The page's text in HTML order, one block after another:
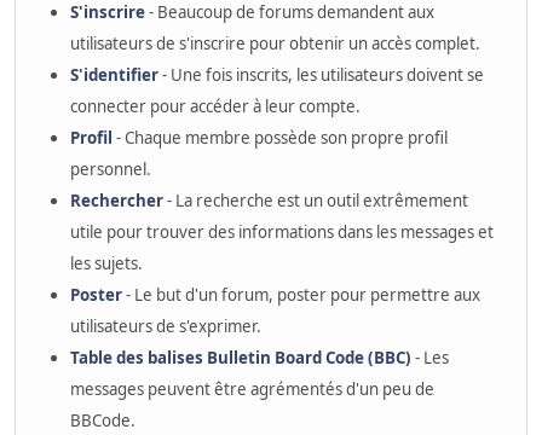
S'inscrire- Beaucoup de forums demandent aux
utilisateurs de s'inscrire pour obtenir un accès complet.
S'identifier- Une fois inscrits, les utilisateurs doivent se
connecter pour accéder à leur compte.
Profil - Chaque membre possède son propre profil
personnel.
Rechercher- La recherche est un outil extrêmement
utile pour trouver des informations dans les messages et
les sujets.
Poster- Le but d'un forum, poster pour permettre aux
utilisateurs de s'exprimer.
Table des balises Bulletin Board Code (BBC) - Les
messages peuvent être agrémentés d'un peu de
BBCode.